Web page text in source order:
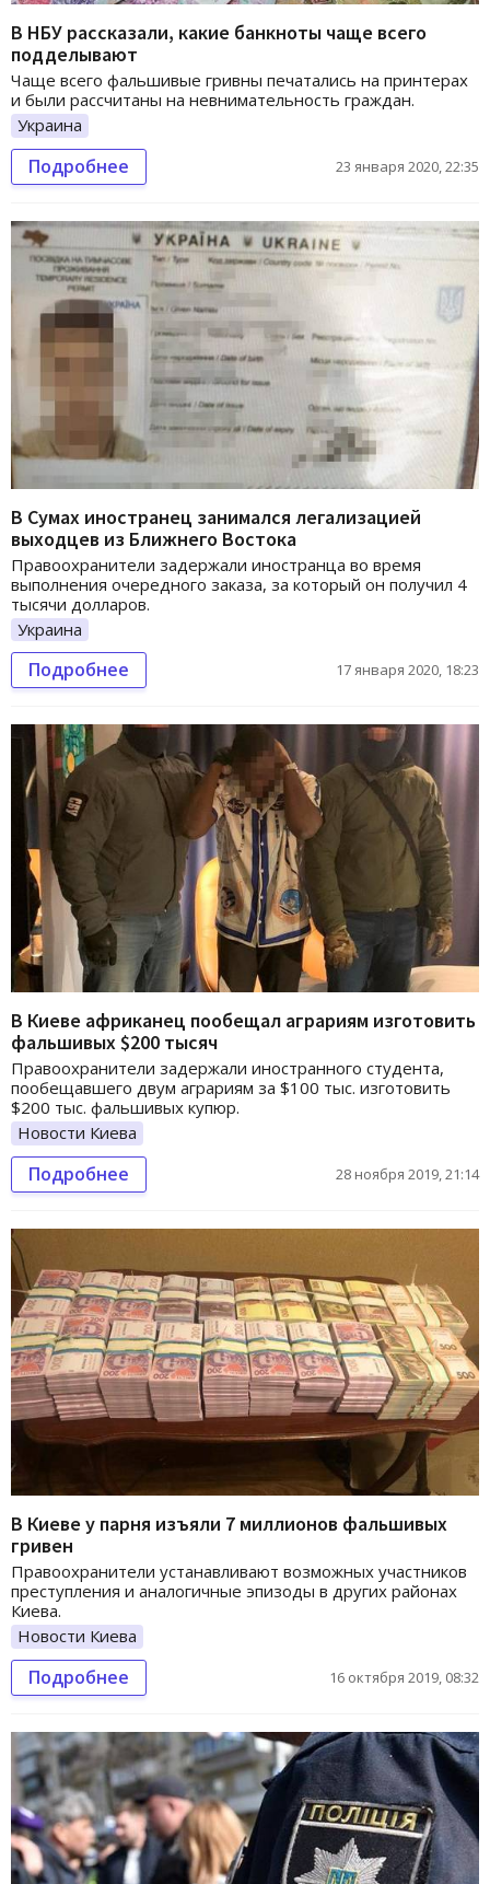
В НБУ рассказали, какие банкноты чаще всего
подделывают
Чаще всего фальшивые гривны печатались на принтерах
и были рассчитаны на невнимательность граждан.
Украина
Подробнее 23 января 2020, 22:35
В Сумах иностранец занимался легализацией
выходцев из Ближнего Востока
Правоохранители задержали иностранца во время
выполнения очередного заказа, за который он получил 4
тысячи долларов.
Украина
Подробнее 17 января 2020, 18:23
В Киеве африканец пообещал аграриям изготовить
фальшивых $200 тысяч
Правоохранители задержали иностранного студента,
пообещавшего двум аграриям за $100 тыс. изготовить
$200 тыс. фальшивых купюр.
Новости Киева
Подробнее 28 ноября 2019, 21:14
В Киеве у парня изъяли 7 миллионов фальшивых
гривен
Правоохранители устанавливают возможных участников
преступления и аналогичные эпизоды в других районах
Киева.
Новости Киева
Подробнее 16 октября 2019, 08:32